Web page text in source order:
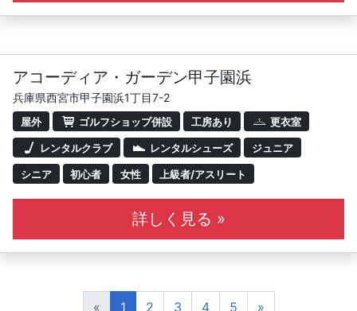
アコーディア・ガーデン甲子園浜
兵庫県西宮市甲子園浜1丁目7-2
屋外 ゴルフショップ併設 工房あり 更衣室
レンタルクラブ レンタルシューズ ジュニア
シニア 初心者 女性 上級者/アスリート
詳しく見る »
« 1 2 3 4 5 »